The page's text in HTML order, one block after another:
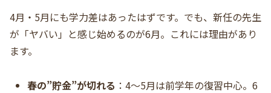
4月・5月にも学力差はあったはずです。でも、新任の先生
が「ヤバい」と感じ始めるのが6月。これには理由があり
ます。
春の”貯金”が切れる ：4〜5月は前学年の復習中心。6